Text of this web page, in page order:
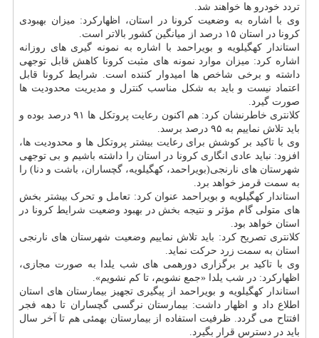
تردد خودرو ها خواهند شد.
وی با اشاره به وضعیت کرونا در استان، اظهارکرد: میزان بهبودی
کرونا در استان ۱۵ درصد از میانگین کشور بالاتر است.
استاندار کهگیلویه و بویراحمد با اشاره به نمونه گیری های روزانه
اشاره کرد: میزان موارد نمونه های مثبت کرونا کاهش قابل توجهی
داشته و برخی شاخص ها امیدوار کننده است. شرایط کرونا قابل
اعتماد نیست و باید به شکل مناسب کنترل و مدیریت محدودیت ها
صورت گیرد.
کلانتری خاطرنشان کرد: هم اکنون رعایت پروتکل ها ۹۱ درصد بوده و
باید تلاش نماییم به ۹۵ درصد برسد.
وی با تاکید بر کوشش برای رعایت بیشتر پروتکل ها و محدودیت ها،
افزود: نباید عادی انگاری کرونا در استان را داشته باشیم و بی توجهی
شهرستان های نارنجی(بویراحمد، کهگیلویه، گچساران، باشت و دنا) را
به سمت قرمز خواهد برد.
استاندار کهگیلویه و بویراحمد عنوان کرد: تعامل و تحرک بیشتر بخش
های متولی گام مؤثر و نتیجه بخش در بهبود وضعیت شرایط کرونا در
استان خواهد بود.
کلانتری تصریح کرد: باید تلاش نماییم وضعیت شهرستان های نارنجی
استان به سمت زرد حرکت نماید.
وی با تاکید بر برگزاری دورهمی های شب یلدا به صورت مجازی،
اظهارکرد: در شب یلدا «جمع نشویم، تا کم نشویم».
استاندار کهگیلویه و بویراحمد از پیگیری تجهیز بیمارستان های استان
اطلاع داد و اظهار داشت: بیمارستان نرگسی گچساران تا دهه فجر
افتتاح می گردد. ظرفیت استفاده از بیمارستان بهمئی هم تا آخر سال
باید در دسترس قرار بگیرد.